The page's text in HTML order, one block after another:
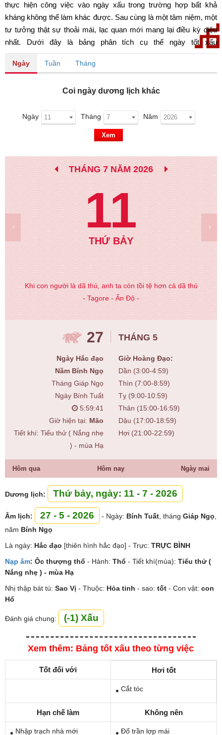
thực hiện công việc vào ngày xấu trong trường hợp bất khả
kháng không thể làm khác được. Sau cùng là một tâm niệm, một
tư tưởng thật sự thoải mái, lạc quan mới mang lại điều kỳ diệu
nhất. Dưới đây là bảng phân tích cụ thể ngày tốt xấu
ngày 11/7/2026. Chúc quý bạn có một ngày may mắn và tốt lành.
Ngày Tuần Tháng
Coi ngày dương lịch khác
Ngày Tháng Năm
Xem
THÁNG 7 NĂM 2026
11
THỨ BẢY
Khi con người là dã thú, anh ta còn tồi tệ hơn cả dã thú
- Tagore - Ấn Độ -
27
Ngày Hắc đạo
Năm Bính Ngọ
Tháng Giáp Ngọ
Ngày Bính Tuất
5:59:42
Giờ hiện tại: Mão
Tiết khí: Tiểu thử ( Nắng nhẹ
) - mùa Hạ
THÁNG 5
Giờ Hoàng Đạo:
Dần (3:00-4:59)
Thìn (7:00-8:59)
Tỵ (9:00-10:59)
Thân (15:00-16:59)
Dậu (17:00-18:59)
Hợi (21:00-22:59)
Hôm qua Hôm nay Ngày mai
Dương lịch: Thứ bảy, ngày: 11 - 7 - 2026
Âm lịch: 27 - 5 - 2026 - Ngày: Bính Tuất , tháng Giáp Ngọ
năm Bính Ngọ
Là ngày: Hắc đạo [thiên hình hắc đạo] - Trực: TRỰC BÌNH
Nạp âm: Ôc thượng thổ - Hành: Thổ - Tiết khí(mùa): Tiểu thử (
Nắng nhẹ ) - mùa Hạ
Nhị thập bát tú: Sao Vị - Thuộc: Hỏa tinh - sao: tốt - Con vật: con
Hổ
Đánh giá chung: (-1) Xấu
Xem thêm: Bảng tốt xấu theo từng việc
Tốt đối với Hơi tốt
Cắt tóc
Hạn chế làm
Nhập trạch nhà mới
Không nên
Đổ trần lợp mái